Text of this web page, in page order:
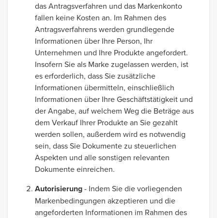
das Antragsverfahren und das Markenkonto
fallen keine Kosten an. Im Rahmen des
Antragsverfahrens werden grundlegende
Informationen über Ihre Person, Ihr
Unternehmen und Ihre Produkte angefordert.
Insofern Sie als Marke zugelassen werden, ist
es erforderlich, dass Sie zusätzliche
Informationen übermitteln, einschließlich
Informationen über Ihre Geschäftstätigkeit und
der Angabe, auf welchem Weg die Beträge aus
dem Verkauf Ihrer Produkte an Sie gezahlt
werden sollen, außerdem wird es notwendig
sein, dass Sie Dokumente zu steuerlichen
Aspekten und alle sonstigen relevanten
Dokumente einreichen.
Autorisierung- Indem Sie die vorliegenden
Markenbedingungen akzeptieren und die
angeforderten Informationen im Rahmen des